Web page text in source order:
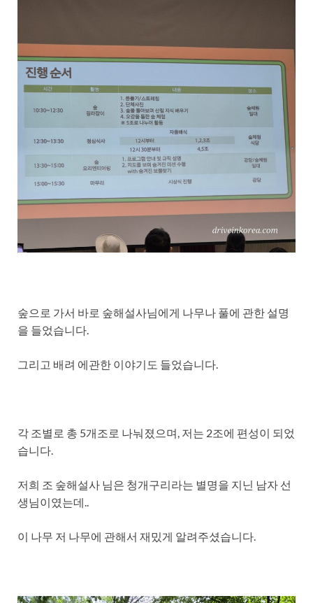
숲으로 가서 바로 숲해설사님에게 나무나 풀에 관한 설명
을 들었습니다.
그리고 배려 에관한 이야기도 들었습니다.
각 조별로 총 5개조로 나눠졌으며, 저는 2조에 편성이 되었
습니다.
저희 조 숲해설사 님은 청개구리라는 별명을 지닌 남자 선
생님이였는데..
이 나무 저 나무에 관해서 재밌게 알려주셨습니다.